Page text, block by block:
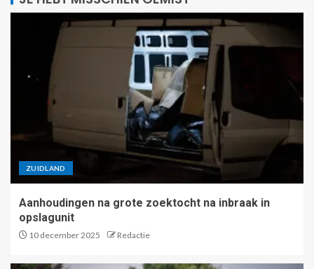
ZUIDLAND
Aanhoudingen na grote zoektocht na inbraak in
opslagunit
10 december 2025 Redactie